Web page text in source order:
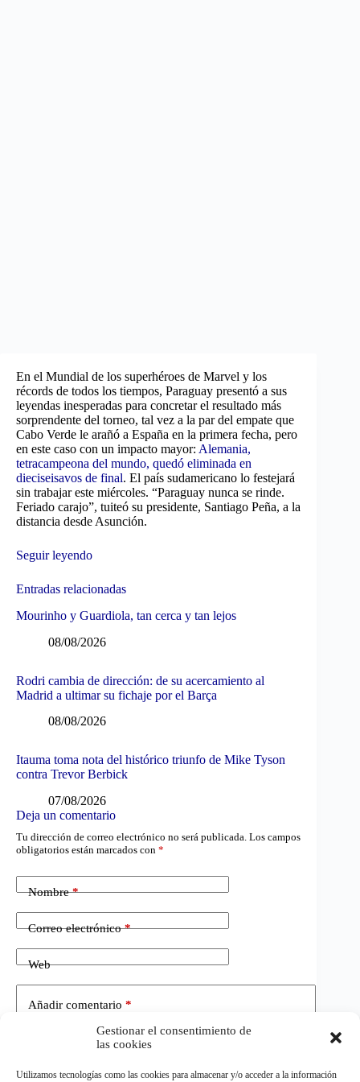
Gestionar el consentimiento de
las cookies
Utilizamos tecnologías como las cookies para almacenar y/o acceder a la información
En el Mundial de los superhéroes de Marvel y los
récords de todos los tiempos, Paraguay presentó a sus
leyendas inesperadas para concretar el resultado más
sorprendente del torneo, tal vez a la par del empate que
Cabo Verde le arañó a España en la primera fecha, pero
en este caso con un impacto mayor: Alemania,
tetracampeona del mundo, quedó eliminada en
dieciseisavos de final. El país sudamericano lo festejará
sin trabajar este miércoles. “Paraguay nunca se rinde.
Feriado carajo”, tuiteó su presidente, Santiago Peña, a la
distancia desde Asunción.
Seguir leyendo
Entradas relacionadas
Mourinho y Guardiola, tan cerca y tan lejos
08/08/2026
Rodri cambia de dirección: de su acercamiento al
Madrid a ultimar su fichaje por el Barça
08/08/2026
Itauma toma nota del histórico triunfo de Mike Tyson
contra Trevor Berbick
07/08/2026
Deja un comentario
Tu dirección de correo electrónico no será publicada. Los campos
obligatorios están marcados con *
Nombre*
Correo electrónico*
Web
Añadir comentario *